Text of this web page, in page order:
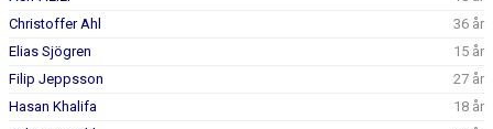
Christoffer Ahl
36 år
Elias Sjögren
15 år
Filip Jeppsson
27 år
Hasan Khalifa
18 år